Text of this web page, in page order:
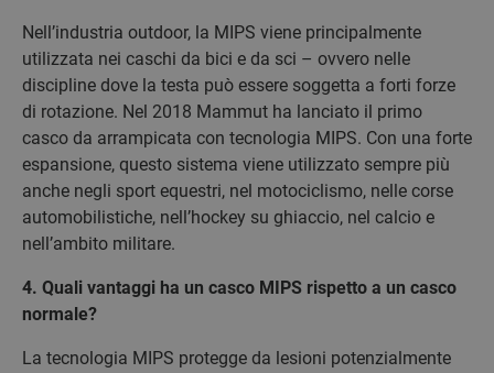
Nell’industria outdoor, la MIPS viene principalmente
utilizzata nei caschi da bici e da sci – ovvero nelle
discipline dove la testa può essere soggetta a forti forze
di rotazione. Nel 2018 Mammut ha lanciato il primo
casco da arrampicata con tecnologia MIPS. Con una forte
espansione, questo sistema viene utilizzato sempre più
anche negli sport equestri, nel motociclismo, nelle corse
automobilistiche, nell’hockey su ghiaccio, nel calcio e
nell’ambito militare.
4. Quali vantaggi ha un casco MIPS rispetto a un casco
normale?
La tecnologia MIPS protegge da lesioni potenzialmente